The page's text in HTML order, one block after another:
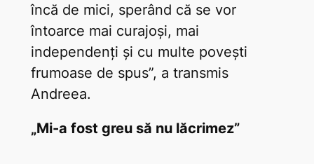
încă de mici, sperând că se vor
întoarce mai curajoși, mai
independenți și cu multe povești
frumoase de spus”, a transmis
Andreea.
„Mi-a fost greu să nu lăcrimez”